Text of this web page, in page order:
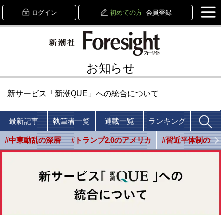
ログイン 初めての方 会員登録
お知らせ
新サービス「新潮QUE」への統合について
最新記事 執筆者一覧 連載一覧 ランキング
#中東動乱の深層 #トランプ2.0のアメリカ #習近平体制の光